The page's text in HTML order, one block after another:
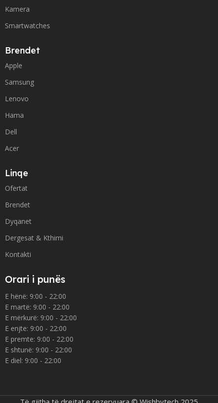
Kamera
Smartwatches
Brendet
Apple
Samsung
Lenovo
Hama
Dell
Acer
Linqe
Ofertat
Brendet
Dyqanet
Dergesat & Kthimi
Kontakti
Orari i punës
E hënë: 9:00 - 22:00
E martë: 9:00 - 22:00
E mërkurë: 9:00 - 22:00
E enjte: 9:00 - 22:00
E premte: 9:00 - 22:00
E shtunë: 9:00 - 22:00
E diel: 9:00 - 22:00